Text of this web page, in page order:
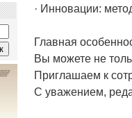
· Инновации:
Главная
Вы можете не
Приглашаем к
С уважением,